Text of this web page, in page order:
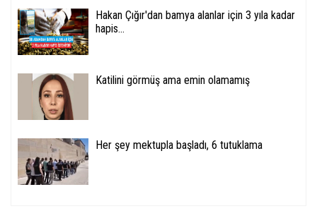
Hakan Çığır'dan bamya alanlar için 3 yıla kadar
hapis...
Katilini görmüş ama emin olamamış
Her şey mektupla başladı, 6 tutuklama